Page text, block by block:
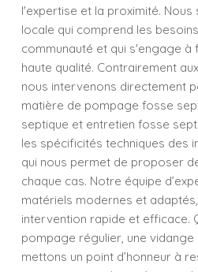
l'expertise et la proximité.
locale qui comprend les
communauté et qui s'engage
haute qualité. Contrairement
nous intervenons directement
matière de pompage fosse
septique et entretien fosse
les spécificités techniques des
qui nous permet de proposer
chaque cas. Notre équipe
matériels modernes et
intervention rapide et efficace.
pompage régulier, une vidange
mettons un point d’honneur à